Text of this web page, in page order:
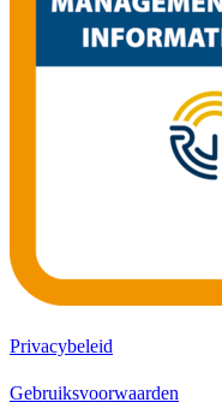
Privacybeleid
Gebruiksvoorwaarden